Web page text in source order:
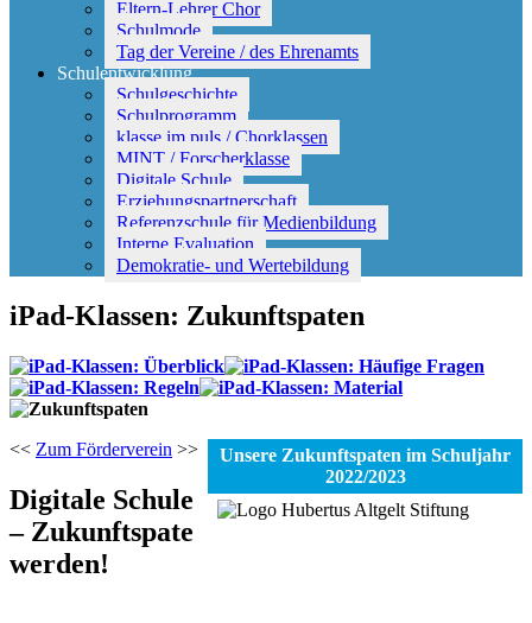
Eltern-Lehrer Chor
Schulmode
Tag der Vereine / des Ehrenamts
Schulentwicklung
Schulgeschichte
Schulprogramm
klasse.im.puls / Chorklassen
MINT / Forscherklasse
Digitale Schule
Erziehungspartnerschaft
Referenzschule für Medienbildung
Interne Evaluation
Demokratie- und Wertebildung
iPad-Klassen: Zukunftspaten
Unsere Zukunftspaten im Schuljahr
2022/2023
<< Zum Förderverein >>
Digitale Schule
– Zukunftspate
werden!